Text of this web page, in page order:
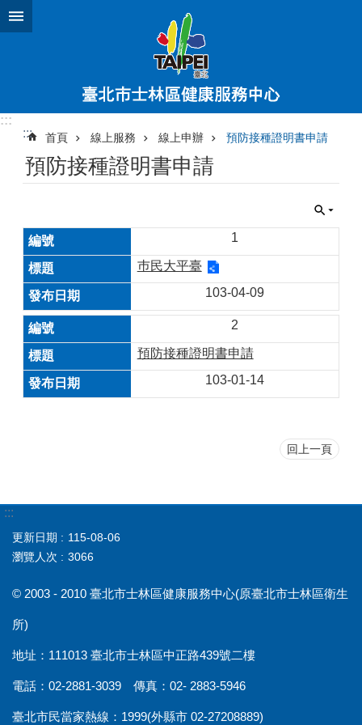
跳到主要內容區塊
:::
:::
首頁 線上服務 線上申辦 預防接種證明書申請
預防接種證明書申請
1
巿民大平臺
103-04-09
2
預防接種證明書申請
103-01-14
回上一頁
:::
更新日期
115-08-06
瀏覽人次
3066
© 2003 - 2010 臺北市士林區健康服務中心(原臺北市士林區衛生
所)
地址：111013 臺北市士林區中正路439號二樓
電話：02-2881-3039 傳真：02- 2883-5946
臺北市民當家熱線：1999(外縣市 02-27208889)